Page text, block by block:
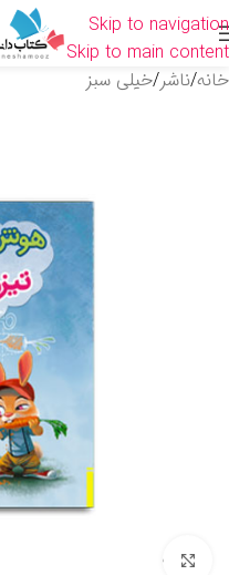
Skip to navigation
Skip to main content
خانه/ناشر/خیلی سبز
برای بزرگنمایی کلیک کنید